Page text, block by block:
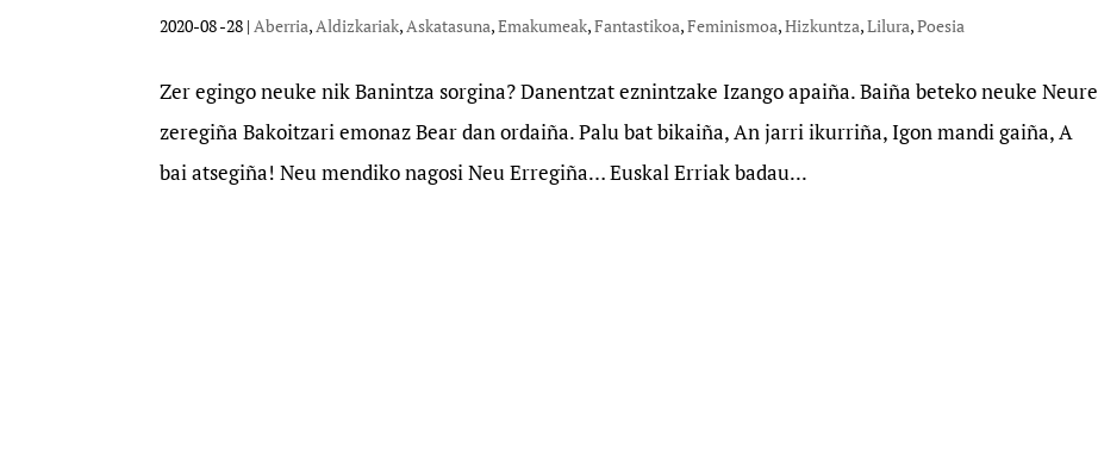
2020-08 -28 | Aberria, Aldizkariak, Askatasuna,Emakumeak,Fantastikoa,Feminismoa,Hizkuntza,Lilura,Poesia
Zer egingo neuke nik Banintza sorgina? Danentzat eznintzake Izango apaiña. Baiña beteko neuke Neure
zeregiña Bakoitzari emonaz Bear dan ordaiña. Palu bat bikaiña, An jarri ikurriña, Igon mandi gaiña, A
bai atsegiña! Neu mendiko nagosi Neu Erregiña… Euskal Erriak badau...